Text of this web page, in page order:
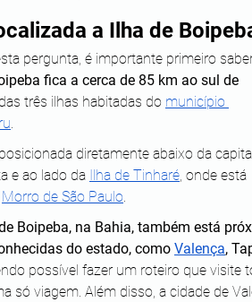
a Ilha de
pergunta, é importante primeiro
fica a cerca de 85 km ao sul de
três ilhas habitadas do município
.
diretamente abaixo da
e ao lado da
Ilha de Tinharé, onde está
Morro de São Paulo.
Boipeba, na Bahia, também está
do estado, como Valença,
possível fazer um roteiro que visite
só viagem. Além disso, a cidade de